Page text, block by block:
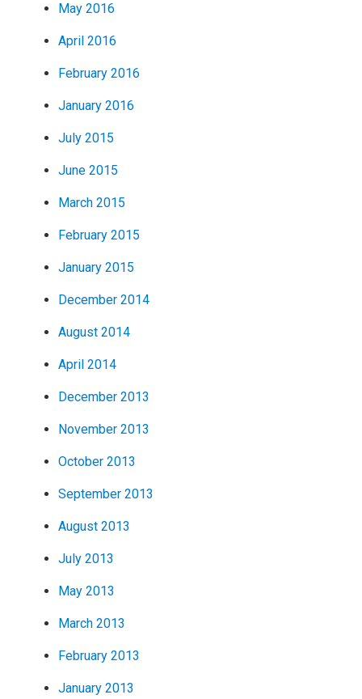
May 2016
April 2016
February 2016
January 2016
July 2015
June 2015
March 2015
February 2015
January 2015
December 2014
August 2014
April 2014
December 2013
November 2013
October 2013
September 2013
August 2013
July 2013
May 2013
March 2013
February 2013
January 2013